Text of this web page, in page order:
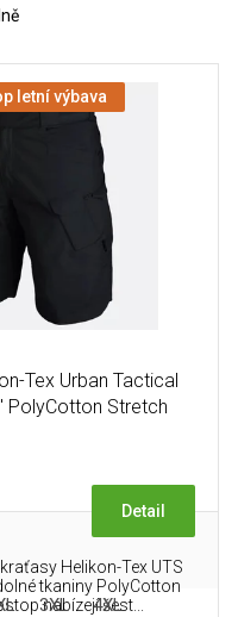
letní výbava
Tex Urban Tactical
PolyCotton Stretch
Detail
Helikon-Tex UTS
tkaniny PolyCotton
nabízejí šest...
3XL 4XL